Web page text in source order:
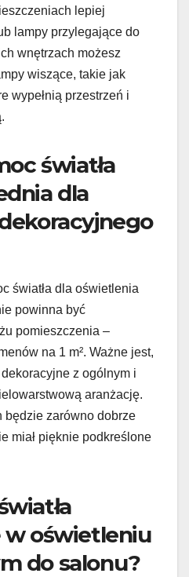
lepiej
lampy przylegające do
wnętrzach możesz
wiszące, takie jak
wypełnią przestrzeń i
światła
dla
światła dla oświetlenia
powinna być
pomieszczenia –
na 1 m². Ważne jest,
z ogólnym i
aranżację.
będzie zarówno dobrze
miał pięknie podkreślone
w oświetleniu
do salonu?